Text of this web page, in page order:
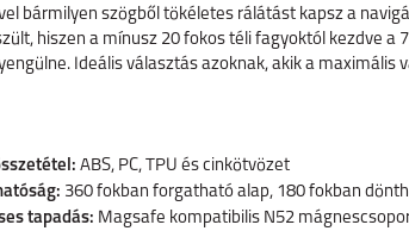
bármilyen szögből tökéletes rálátást kapsz a
hiszen a mínusz 20 fokos téli fagyoktól kezdve
Ideális választás azoknak, akik a
ABS, PC, TPU és cinkötvözet
360 fokban forgatható alap, 180 fokban
tapadás: Magsafe kompatibilis N52